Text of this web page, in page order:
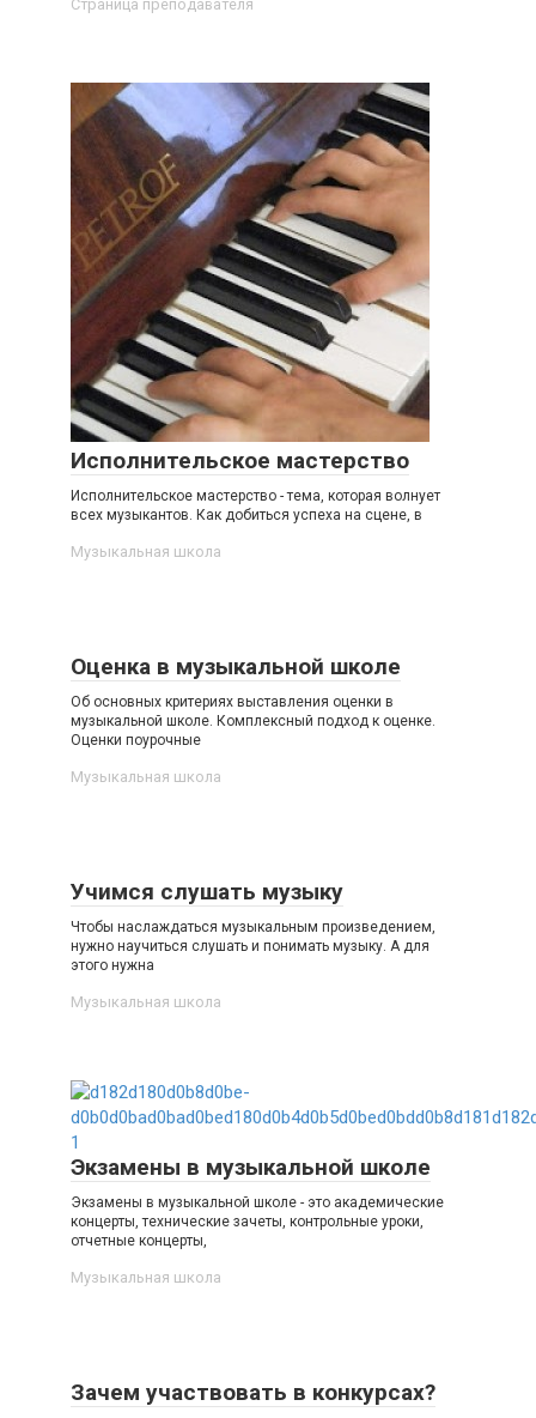
Страница преподавателя
Исполнительское мастерство
Исполнительское мастерство - тема, которая волнует
всех музыкантов. Как добиться успеха на сцене, в
Музыкальная школа
Оценка в музыкальной школе
Об основных критериях выставления оценки в
музыкальной школе. Комплексный подход к оценке.
Оценки поурочные
Музыкальная школа
Учимся слушать музыку
Чтобы наслаждаться музыкальным произведением,
нужно научиться слушать и понимать музыку. А для
этого нужна
Музыкальная школа
Экзамены в музыкальной школе
Экзамены в музыкальной школе - это академические
концерты, технические зачеты, контрольные уроки,
отчетные концерты,
Музыкальная школа
Зачем участвовать в конкурсах?